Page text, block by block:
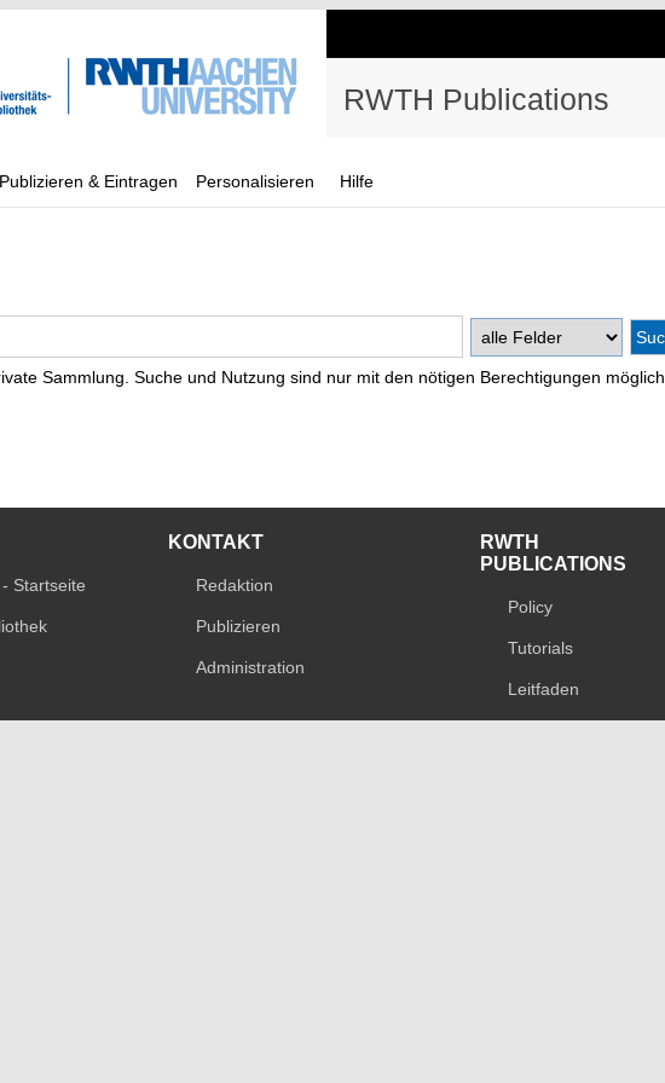
RWTH Publications
Publizieren & Eintragen Personalisieren Hilfe
Sammlung. Suche und Nutzung sind nur mit den nötigen Berechtigungen möglich.
Startseite
KONTAKT
Redaktion
Publizieren
Administration
RWTH
PUBLICATIONS
Policy
Tutorials
Leitfaden